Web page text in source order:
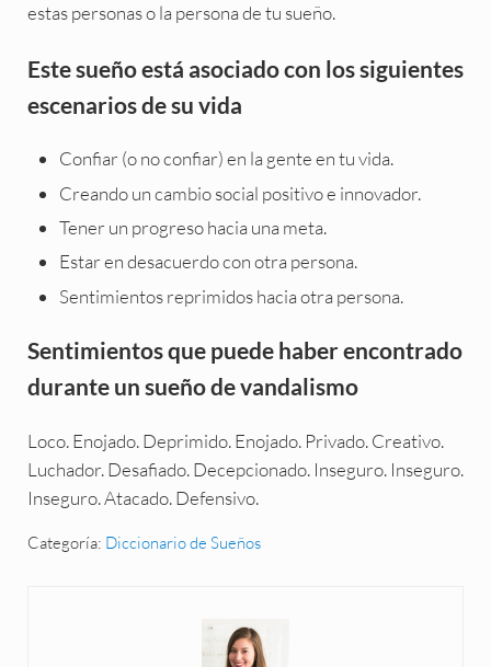
estas personas o la persona de tu sueño.
Este sueño está asociado con los siguientes
escenarios de su vida
Confiar (o no confiar) en la gente en tu vida.
Creando un cambio social positivo e innovador.
Tener un progreso hacia una meta.
Estar en desacuerdo con otra persona.
Sentimientos reprimidos hacia otra persona.
Sentimientos que puede haber encontrado
durante un sueño de vandalismo
Loco. Enojado. Deprimido. Enojado. Privado. Creativo.
Luchador. Desafiado. Decepcionado. Inseguro. Inseguro.
Inseguro. Atacado. Defensivo.
Categoría: Diccionario de Sueños